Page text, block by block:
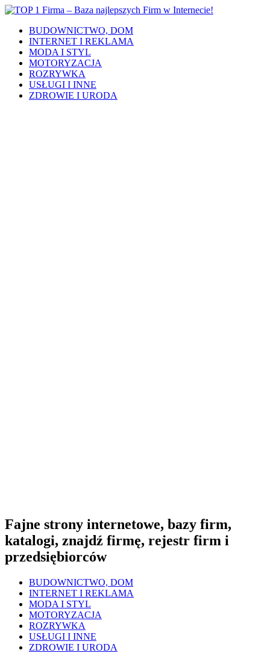
BUDOWNICTWO, DOM
INTERNET I REKLAMA
MODA I STYL
MOTORYZACJA
ROZRYWKA
USŁUGI I INNE
ZDROWIE I URODA
Fajne strony internetowe, bazy firm,
katalogi, znajdź firmę, rejestr firm i
przedsiębiorców
BUDOWNICTWO, DOM
INTERNET I REKLAMA
MODA I STYL
MOTORYZACJA
ROZRYWKA
USŁUGI I INNE
ZDROWIE I URODA